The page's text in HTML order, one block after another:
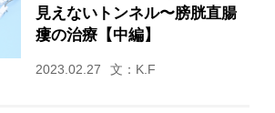
見えないトンネル〜膀胱直腸
瘻の治療【中編】
2023.02.27 文：K.F